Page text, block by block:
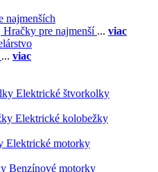
najmenších
Hračky pre najmenší ... viac
... viac
Elektrické štvorkolky
Elektrické kolobežky
Elektrické motorky
Benzínové motorky